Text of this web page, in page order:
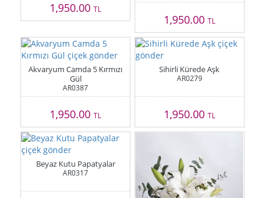
1,950.00TL
1,950.00 TL
Akvaryum Camda 5 Kırmızı
Gül
AR0387
1,950.00TL
Sihirli Kürede Aşk
AR0279
1,950.00 TL
Beyaz Kutu Papatyalar
AR0317